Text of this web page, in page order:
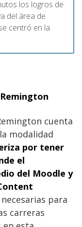
los logros de
del área de
centró en la
cuenta
modalidad
por tener
el
del Moodle y
para
carreras